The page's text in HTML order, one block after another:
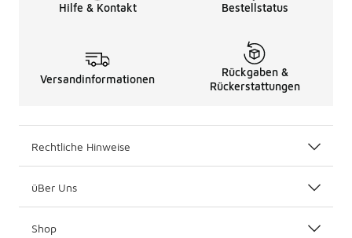
Hilfe & Kontakt Bestellstatus
Versandinformationen
Rückgaben &
Rückerstattungen
Rechtliche Hinweise
üBer Uns
Shop